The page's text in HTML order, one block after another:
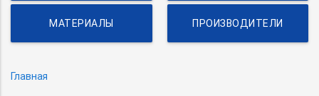
МАТЕРИАЛЫ ПРОИЗВОДИТЕЛИ
Главная